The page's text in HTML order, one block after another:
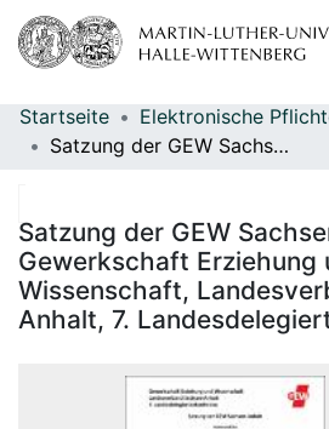
Bereiche & Sammlungen
Statistiken
Startseite
Satzung der GEW Sachsen-Anhalt / Gewerkschaft Erziehung und Wissenschaft, Landesverband Sachsen-Anhalt, 7. Landesdelegiertenkonferenz
Satzung der GEW
Gewerkschaft Erziehung
Wissenschaft,
Anhalt, 7.